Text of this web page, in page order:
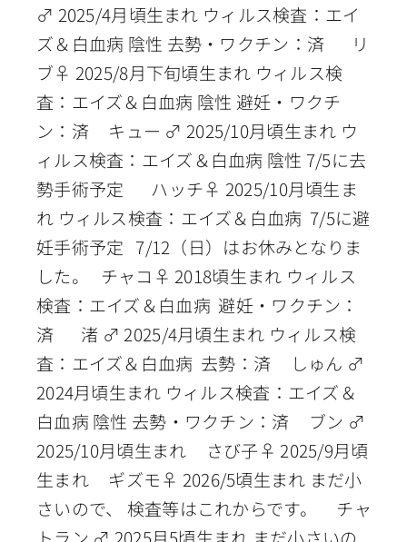
♂ 2025/4月頃生まれ ウィルス検査：エイ
ズ＆白血病 陰性 去勢・ワクチン：済 リ
ブ♀ 2025/8月下旬頃生まれ ウィルス検
査：エイズ＆白血病 陰性 避妊・ワクチ
ン：済 キュー ♂ 2025/10月頃生まれ ウ
ィルス検査：エイズ＆白血病 陰性 7/5に去
勢手術予定 ハッチ♀ 2025/10月頃生ま
れ ウィルス検査：エイズ＆白血病 7/5に避
妊手術予定 7/12（日）はお休みとなりま
した。 チャコ♀ 2018頃生まれ ウィルス
検査：エイズ＆白血病 避妊・ワクチン：
済 渚 ♂ 2025/4月頃生まれ ウィルス検
査：エイズ＆白血病 去勢：済 しゅん ♂
2024月頃生まれ ウィルス検査：エイズ＆
白血病 陰性 去勢・ワクチン：済 ブン ♂
2025/10月頃生まれ さび子♀ 2025/9月頃
生まれ ギズモ♀ 2026/5頃生まれ まだ小
さいので、 検査等はこれからです。 チャ
トラン ♂ 2025月5頃生まれ まだ小さいの